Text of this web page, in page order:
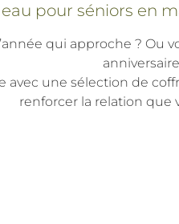
pour séniors en
qui approche ?
une sélection de
renforcer la relation que